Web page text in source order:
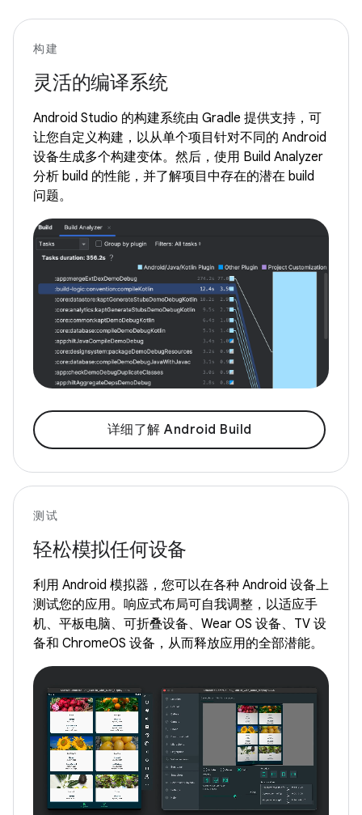
构建
灵活的编译系统
Android Studio 的构建系统由 Gradle 提供支持，可
让您自定义构建，以从单个项目针对不同的 Android
设备生成多个构建变体。然后，使用 Build Analyzer
分析 build 的性能，并了解项目中存在的潜在 build
问题。
详细了解 Android Build
测试
轻松模拟任何设备
利用 Android 模拟器，您可以在各种 Android 设备上
测试您的应用。响应式布局可自我调整，以适应手
机、平板电脑、可折叠设备、Wear OS 设备、TV 设
备和 ChromeOS 设备，从而释放应用的全部潜能。